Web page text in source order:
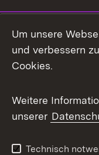
Facebook
X / Twitter
Youtube
Um unsere
und verbessern
Cookies.
Weitere
unserer
Technisch